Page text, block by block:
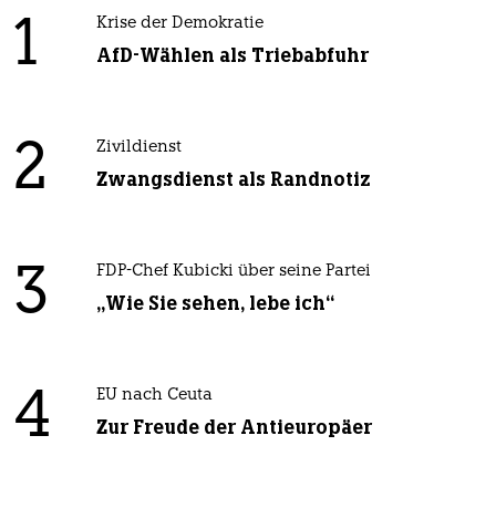
1 Krise der Demokratie
AfD-Wählen als Triebabfuhr
2 Zivildienst
Zwangsdienst als Randnotiz
3 FDP-Chef Kubicki über seine Partei
„Wie Sie sehen, lebe ich“
4 EU nach Ceuta
Zur Freude der Antieuropäer